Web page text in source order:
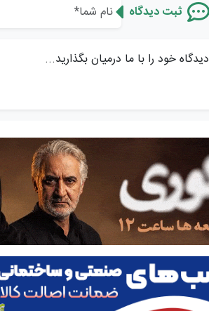
ثبت دیدگاه
دیدگاه خود را با ما درمیان بگذارید...